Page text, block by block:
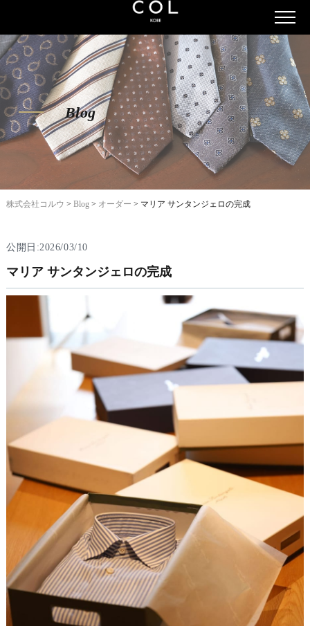
Blog
株式会社コルウ > Blog> オーダー > マリア サンタンジェロの完成
公開日:2026/03/10
マリア サンタンジェロの完成